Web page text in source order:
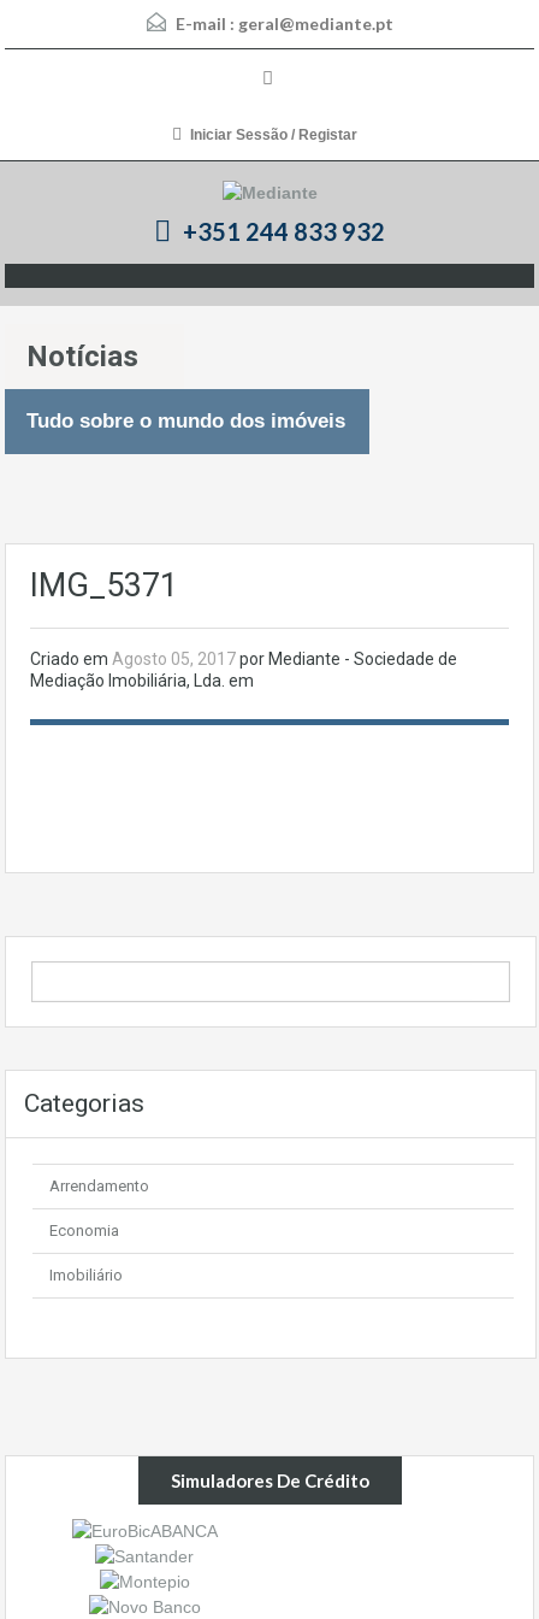
E-mail : geral@mediante.pt
Iniciar Sessão / Registar
+351 244 833 932
Notícias
Tudo sobre o mundo dos imóveis
IMG_5371
Criado em Agosto 05, 2017por Mediante - Sociedade de
Mediação Imobiliária, Lda. em
Categorias
Arrendamento
Economia
Imobiliário
Simuladores De Crédito